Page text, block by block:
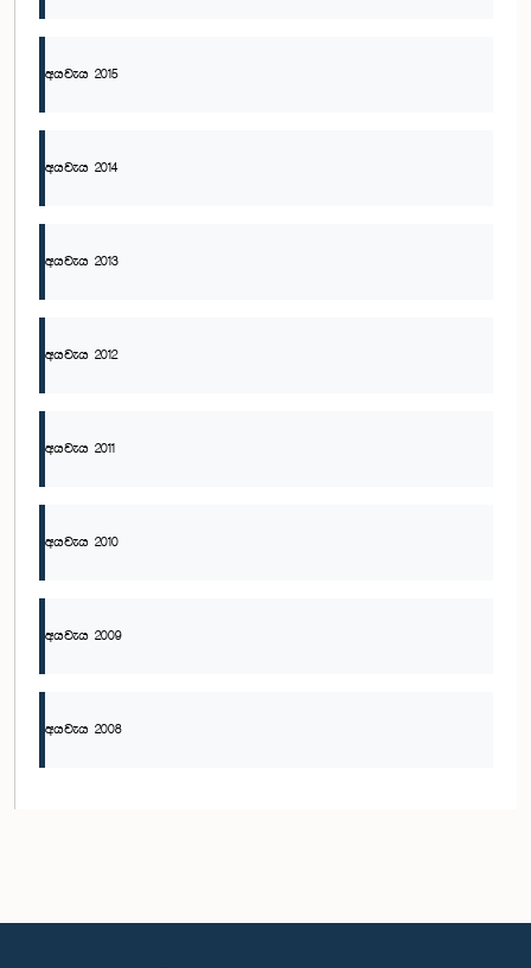
අයවැය 2015
අයවැය 2014
අයවැය 2013
අයවැය 2012
අයවැය 2011
අයවැය 2010
අයවැය 2009
අයවැය 2008